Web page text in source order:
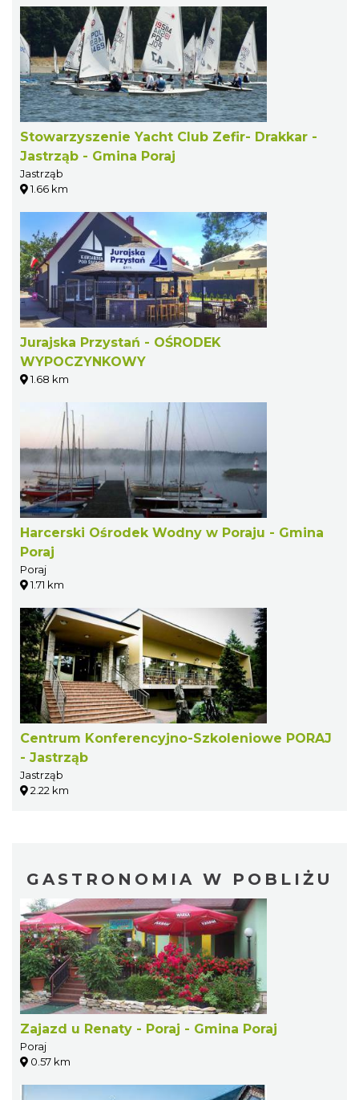
Stowarzyszenie Yacht Club Zefir- Drakkar -
Jastrząb - Gmina Poraj
Jastrząb
1.66 km
Jurajska Przystań - OŚRODEK
WYPOCZYNKOWY
1.68 km
Harcerski Ośrodek Wodny w Poraju - Gmina
Poraj
Poraj
1.71 km
Centrum Konferencyjno-Szkoleniowe PORAJ
- Jastrząb
Jastrząb
2.22 km
GASTRONOMIA W POBLIŻU
Zajazd u Renaty - Poraj - Gmina Poraj
Poraj
0.57 km